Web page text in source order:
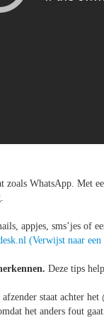
zoals WhatsApp. Met
appjes, sms’jes of
(Verwijst naar een
Deze tips
staat achter
het anders fout